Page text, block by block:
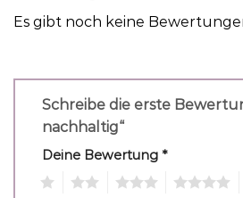
Es gibt noch keine
Schreibe die erste
nachhaltig“
Deine Bewertung *